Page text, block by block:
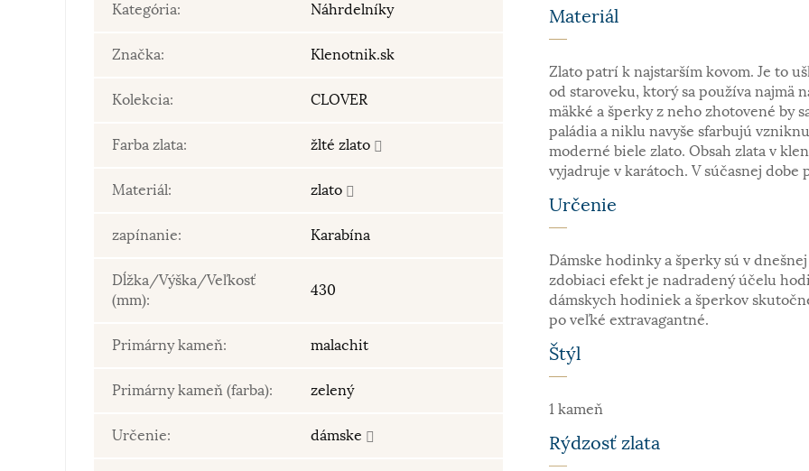
Kategória: Náhrdelníky
Značka: Klenotnik.sk
Kolekcia: CLOVER
Farba zlata: žlté zlato
Materiál: zlato
zapínanie: Karabína
Dĺžka/Výška/Veľkosť
(mm):
430
Primárny kameň: malachit
Primárny kameň (farba): zelený
Určenie: dámske
Materiál
Zlato patrí k najstarším kovom. Je to
od staroveku, ktorý sa používa najmä
mäkké a šperky z neho zhotovené
paládia a niklu navyše sfarbujú
moderné biele zlato. Obsah zlata v
vyjadruje v karátoch. V súčasnej dobe
Určenie
Dámske hodinky a šperky sú v
zdobiaci efekt je nadradený účelu
dámskych hodiniek a šperkov
po veľké extravagantné.
Štýl
1 kameň
Rýdzosť zlata